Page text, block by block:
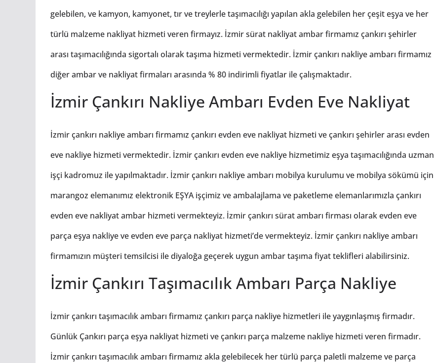
gelebilen, ve kamyon, kamyonet, tır ve treylerle taşımacılığı yapılan akla gelebilen her çeşit eşya ve her
türlü malzeme nakliyat hizmeti veren firmayız. İzmir sürat nakliyat ambar firmamız çankırı şehirler
arası taşımacılığında sigortalı olarak taşıma hizmeti vermektedir. İzmir çankırı nakliye ambarı firmamız
diğer ambar ve nakliyat firmaları arasında % 80 indirimli fiyatlar ile çalışmaktadır.
İzmir Çankırı Nakliye Ambarı Evden Eve Nakliyat
İzmir çankırı nakliye ambarı firmamız çankırı evden eve nakliyat hizmeti ve çankırı şehirler arası evden
eve nakliye hizmeti vermektedir. İzmir çankırı evden eve nakliye hizmetimiz eşya taşımacılığında uzman
işçi kadromuz ile yapılmaktadır. İzmir çankırı nakliye ambarı mobilya kurulumu ve mobilya sökümü için
marangoz elemanımız elektronik EŞYA işçimiz ve ambalajlama ve paketleme elemanlarımızla çankırı
evden eve nakliyat ambar hizmeti vermekteyiz. İzmir çankırı sürat ambarı firması olarak evden eve
parça eşya nakliye ve evden eve parça nakliyat hizmeti’de vermekteyiz. İzmir çankırı nakliye ambarı
firmamızın müşteri temsilcisi ile diyaloğa geçerek uygun ambar taşıma fiyat teklifleri alabilirsiniz.
İzmir Çankırı Taşımacılık Ambarı Parça Nakliye
İzmir çankırı taşımacılık ambarı firmamız çankırı parça nakliye hizmetleri ile yaygınlaşmış firmadır.
Günlük Çankırı parça eşya nakliyat hizmeti ve çankırı parça malzeme nakliye hizmeti veren firmadır.
İzmir çankırı taşımacılık ambarı firmamız akla gelebilecek her türlü parça paletli malzeme ve parça